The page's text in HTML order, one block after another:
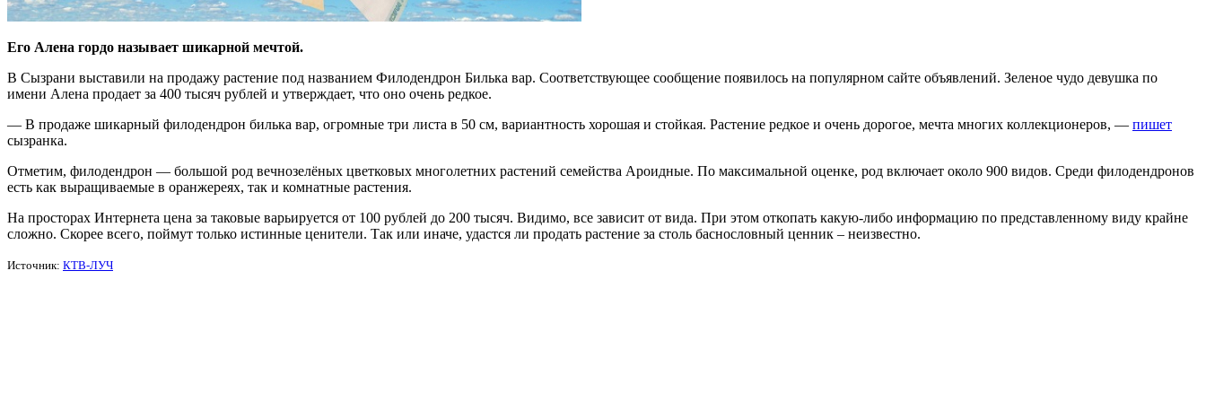
Его Алена гордо называет шикарной мечтой.
В Сызрани выставили на продажу растение под названием Филодендрон Билька вар. Соответствующее сообщение появилось на популярном сайте объявлений. Зеленое чудо девушка по
имени Алена продает за 400 тысяч рублей и утверждает, что оно очень редкое.
— В продаже шикарный филодендрон билька вар, огромные три листа в 50 см, вариантность хорошая и стойкая. Растение редкое и очень дорогое, мечта многих коллекционеров, — пишет
сызранка.
Отметим, филодендрон — большой род вечнозелёных цветковых многолетних растений семейства Ароидные. По максимальной оценке, род включает около 900 видов. Среди филодендронов
есть как выращиваемые в оранжереях, так и комнатные растения.
На просторах Интернета цена за таковые варьируется от 100 рублей до 200 тысяч. Видимо, все зависит от вида. При этом откопать какую-либо информацию по представленному виду крайне
сложно. Скорее всего, поймут только истинные ценители. Так или иначе, удастся ли продать растение за столь баснословный ценник – неизвестно.
Источник: КТВ-ЛУЧ